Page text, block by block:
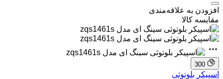
افزودن به علاقه‌مندی
مقایسه کالا
300
اسپیکر بلوتوثی